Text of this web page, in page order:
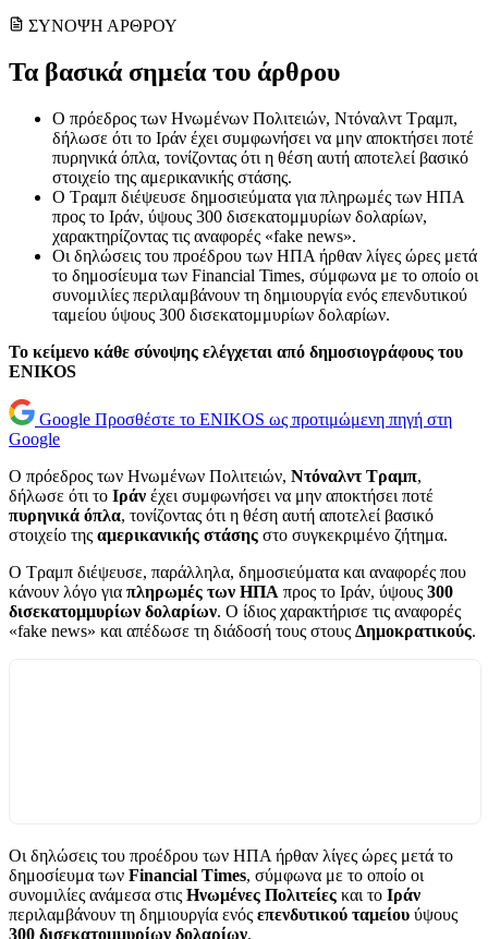
ΣΥΝΟΨΗ ΑΡΘΡΟΥ
Τα βασικά σημεία του άρθρου
Ο πρόεδρος των Ηνωμένων Πολιτειών, Ντόναλντ Τραμπ,
δήλωσε ότι το Ιράν έχει συμφωνήσει να μην αποκτήσει ποτέ
πυρηνικά όπλα, τονίζοντας ότι η θέση αυτή αποτελεί βασικό
στοιχείο της αμερικανικής στάσης.
Ο Τραμπ διέψευσε δημοσιεύματα για πληρωμές των ΗΠΑ
προς το Ιράν, ύψους 300 δισεκατομμυρίων δολαρίων,
χαρακτηρίζοντας τις αναφορές «fake news».
Οι δηλώσεις του προέδρου των ΗΠΑ ήρθαν λίγες ώρες μετά
το δημοσίευμα των Financial Times, σύμφωνα με το οποίο οι
συνομιλίες περιλαμβάνουν τη δημιουργία ενός επενδυτικού
ταμείου ύψους 300 δισεκατομμυρίων δολαρίων.
Το κείμενο κάθε σύνοψης ελέγχεται από δημοσιογράφους του
ENIKOS
Google Προσθέστε το ENIKOS ως προτιμώμενη πηγή στη
Google
Ο πρόεδρος των Ηνωμένων Πολιτειών, Ντόναλντ Τραμπ,
δήλωσε ότι το Ιράν έχει συμφωνήσει να μην αποκτήσει ποτέ
πυρηνικά όπλα, τονίζοντας ότι η θέση αυτή αποτελεί βασικό
στοιχείο της αμερικανικής στάσης στο συγκεκριμένο ζήτημα.
Ο Τραμπ διέψευσε, παράλληλα, δημοσιεύματα και αναφορές που
κάνουν λόγο για πληρωμές των ΗΠΑ προς το Ιράν, ύψους 300
δισεκατομμυρίων δολαρίων. Ο ίδιος χαρακτήρισε τις αναφορές
«fake news» και απέδωσε τη διάδοσή τους στους Δημοκρατικούς.
Οι δηλώσεις του προέδρου των ΗΠΑ ήρθαν λίγες ώρες μετά το
δημοσίευμα των Financial Times, σύμφωνα με το οποίο οι
συνομιλίες ανάμεσα στις Ηνωμένες Πολιτείες και το Ιράν
περιλαμβάνουν τη δημιουργία ενός επενδυτικού ταμείου ύψους
300 δισεκατομμυρίων δολαρίων.